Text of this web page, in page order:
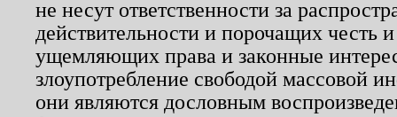
не несут ответственности за
действительности и порочащих честь
ущемляющих права и законные
злоупотребление свободой массовой
они являются дословным